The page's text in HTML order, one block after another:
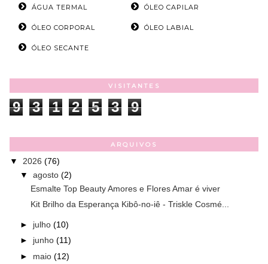
ÁGUA TERMAL ÓLEO CAPILAR
ÓLEO CORPORAL ÓLEO LABIAL
ÓLEO SECANTE
VISITANTES
9 3 1 2 5 3 9
ARQUIVOS
▼ 2026 (76)
▼ agosto (2)
Esmalte Top Beauty Amores e Flores Amar é viver
Kit Brilho da Esperança Kibô-no-iê - Triskle Cosmé...
► julho (10)
► junho (11)
► maio (12)